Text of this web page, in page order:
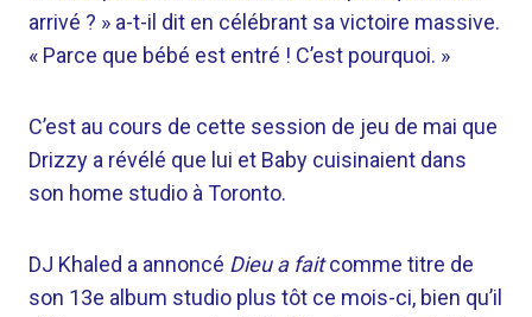
arrivé ? » a-t-il dit en célébrant sa victoire massive.
« Parce que bébé est entré ! C’est pourquoi. »
C’est au cours de cette session de jeu de mai que
Drizzy a révélé que lui et Baby cuisinaient dans
son home studio à Toronto.
DJ Khaled a annoncé Dieu a faitcomme titre de
son 13e album studio plus tôt ce mois-ci, bien qu’il